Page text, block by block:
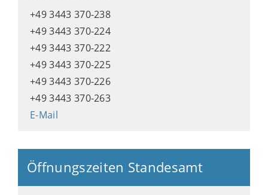
+49 3443 370-238
+49 3443 370-224
+49 3443 370-222
+49 3443 370-225
+49 3443 370-226
+49 3443 370-263
E-Mail
Öffnungszeiten Standesamt